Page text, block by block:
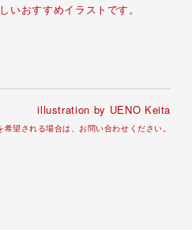
いおすすめイラストです。
illustration by UENO Keita
希望される場合は、お問い合わせください。